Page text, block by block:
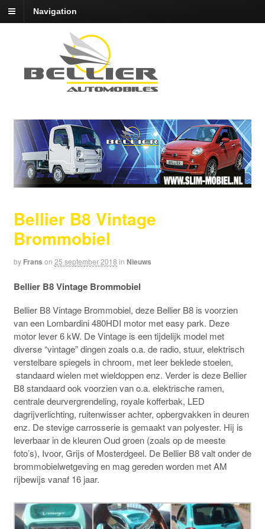
Navigation
Bellier B8 Vintage
Brommobiel
by Frans on 25 september 2018 in Nieuws
Bellier B8 Vintage Brommobiel
Bellier B8 Vintage Brommobiel, deze Bellier B8 is voorzien
van een Lombardini 480HDI motor met easy park. Deze
motor lever 6 kW. De Vintage is een tijdelijk model met
diverse “vintage” dingen zoals o.a. de radio, stuur, elektrisch
verstelbare spiegels in chroom, met leer beklede stoelen,
standaard wielen met wieldoppen enz. Verder is deze Bellier
B8 standaard ook voorzien van o.a. elektrische ramen,
centrale deurvergrendeling, royale kofferbak, LED
dagrijverlichting, ruitenwisser achter, opbergvakken in deuren
enz. De stevige carrosserie is gemaakt van polyester. Hij is
leverbaar in de kleuren Oud groen (zoals op de meeste
foto’s), Ivoor, Grijs of Mosterdgeel. De Bellier B8 valt onder de
brommobielwetgeving en mag gereden worden met AM
rijbewijs vanaf 16 jaar.